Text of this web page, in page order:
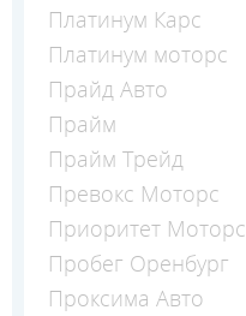
Платинум Карс
Платинум моторс
Прайд Авто
Прайм
Прайм Трейд
Превокс Моторс
Приоритет Моторс
Пробег Оренбург
Проксима Авто